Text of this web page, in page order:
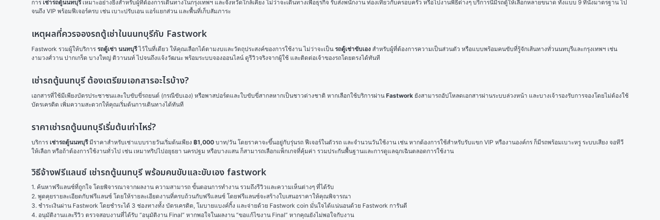
การ เช่ารถตู้นนทบุรี เหมาะอย่างยิ่งสำหรับผู้ที่ต้องการเดินทางในกรุงเทพฯ และจังหวัดใกล้เคียง ไม่ว่าจะเดินทางเพื่อธุรกิจ รับส่งพนักงาน ท่องเที่ยวกับครอบครัว หรือไปงานพิธีต่างๆ บริการนี้มีรถตู้ให้เลือกหลายขนาด ทั้งแบบ 9 ที่นั่งมาตรฐาน ไป
จนถึง VIP พร้อมฟีเจอร์ครบ เช่น เบาะปรับเอน แอร์แยกส่วน และพื้นที่เก็บสัมภาระ
เหตุผลที่ควรจองรถตู้เช่าในนนทบุรีกับ Fastwork
Fastwork รวมผู้ให้บริการ รถตู้เช่า นนทบุรี ไว้ในที่เดียว ให้คุณเลือกได้ตามงบและวัตถุประสงค์ของการใช้งาน ไม่ว่าจะเป็น รถตู้เช่าขับเอง สำหรับผู้ที่ต้องการความเป็นส่วนตัว หรือแบบพร้อมคนขับที่รู้จักเส้นทางทั่วนนทบุรีและกรุงเทพฯ เช่น
งามวงศ์วาน ปากเกร็ด บางใหญ่ ติวานนท์ ไปจนถึงแจ้งวัฒนะ พร้อมระบบจองออนไลน์ ดูรีวิวจริงจากผู้ใช้ และติดต่อเจ้าของรถโดยตรงได้ทันที
เช่ารถตู้นนทบุรี ต้องเตรียมเอกสารอะไรบ้าง?
เอกสารที่ใช้มีเพียงบัตรประชาชนและใบขับขี่รถยนต์ (กรณีขับเอง) หรือพาสปอร์ตและใบขับขี่สากลหากเป็นชาวต่างชาติ หากเลือกใช้บริการผ่าน Fastwork ยังสามารถอัปโหลดเอกสารผ่านระบบล่วงหน้า และบางเจ้ารองรับการจองโดยไม่ต้องใช้
บัตรเครดิต เพิ่มความสะดวกให้คุณเริ่มต้นการเดินทางได้ทันที
ราคาเช่ารถตู้นนทบุรีเริ่มต้นเท่าไหร่?
บริการ เช่ารถตู้นนทบุรี มีราคาสำหรับเช่าแบบรายวันเริ่มต้นเพียง ฿1,000 บาท/วัน โดยราคาจะขึ้นอยู่กับรุ่นรถ ฟีเจอร์ในตัวรถ และจำนวนวันใช้งาน เช่น หากต้องการใช้สำหรับรับแขก VIP หรืองานองค์กร ก็มีรถพร้อมเบาะหรู ระบบเสียง จอทีวี
ให้เลือก หรือถ้าต้องการใช้งานทั่วไป เช่น เหมาทริปไปอยุธยา นครปฐม หรือบางแสน ก็สามารถเลือกแพ็กเกจที่คุ้มค่า รวมประกันพื้นฐานและการดูแลฉุกเฉินตลอดการใช้งาน
วิธีจ้างฟรีแลนซ์ เช่ารถตู้นนทบุรี พร้อมคนขับและขับเอง fastwork
1. ค้นหาฟรีแลนซ์ที่ถูกใจ โดยพิจารณาจากผลงาน ความสามารถ ขั้นตอนการทำงาน รวมถึงรีวิวและความเห็นต่างๆ ที่ได้รับ
2. พูดคุยรายละเอียดกับฟรีแลนซ์ โดยให้รายละเอียดงานที่ครบถ้วนกับฟรีแลนซ์ โดยฟรีแลนซ์จะสร้างใบเสนอราคาให้คุณพิจารณา
3. ชำระเงินผ่าน Fastwork โดยชำระได้ 3 ช่องทางทั้ง บัตรเครดิต, โมบายแบงค์กิ้ง และจ่ายด้วย Fastwork coin มั่นใจได้แน่นอนด้วย Fastwork การันตี
4. อนุมัติงานและรีวิว ตรวจสอบงานที่ได้รับ “อนุมัติงาน Final” หากพอใจในผลงาน “ขอแก้ไขงาน Final” หากคุณยังไม่พอใจกับงาน